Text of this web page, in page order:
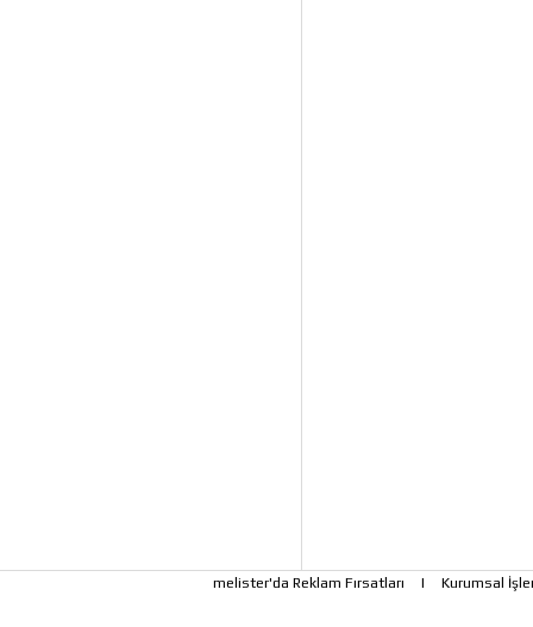
melister'da Reklam Fırsatları | Kurumsal